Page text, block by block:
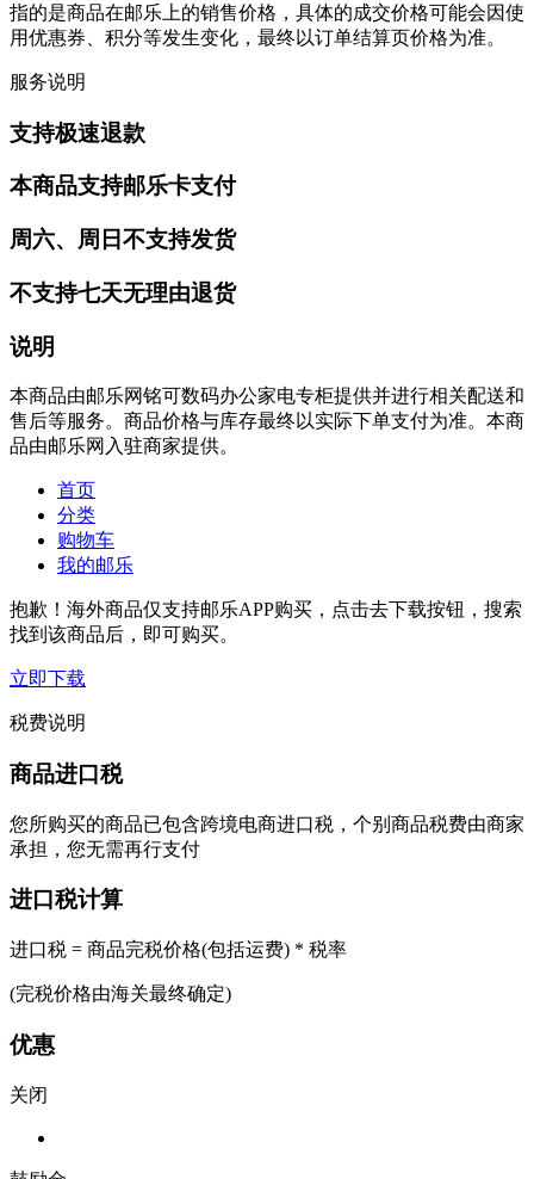
指的是商品在邮乐上的销售价格，具体的成交价格可能会因使
用优惠券、积分等发生变化，最终以订单结算页价格为准。
服务说明
支持极速退款
本商品支持邮乐卡支付
周六、周日不支持发货
不支持七天无理由退货
说明
本商品由邮乐网铭可数码办公家电专柜提供并进行相关配送和
售后等服务。商品价格与库存最终以实际下单支付为准。本商
品由邮乐网入驻商家提供。
首页
分类
购物车
我的邮乐
抱歉！海外商品仅支持邮乐APP购买，点击去下载按钮，搜索
找到该商品后，即可购买。
立即下载
税费说明
商品进口税
您所购买的商品已包含跨境电商进口税，个别商品税费由商家
承担，您无需再行支付
进口税计算
进口税 = 商品完税价格(包括运费) * 税率
(完税价格由海关最终确定)
优惠
关闭